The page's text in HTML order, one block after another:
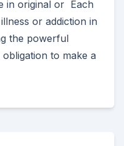
in original or Each
or addiction in
the powerful
to make a